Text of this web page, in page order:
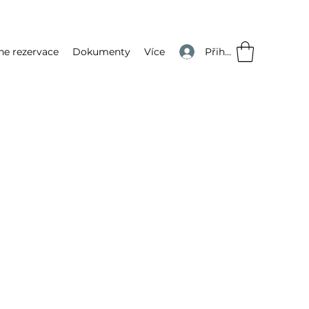
Přihlásit se
rezervace Dokumenty Více